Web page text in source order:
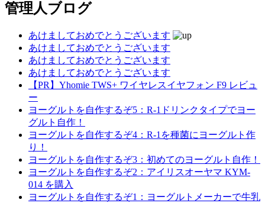
管理人ブログ
あけましておめでとうございます
あけましておめでとうございます
あけましておめでとうございます
あけましておめでとうございます
【PR】Yhomie TWS+ ワイヤレスイヤフォン F9 レビュ
ー
ヨーグルトを自作するぞ5：R-1ドリンクタイプでヨー
グルト自作！
ヨーグルトを自作するぞ4：R-1を種菌にヨーグルト作
り！
ヨーグルトを自作するぞ3：初めてのヨーグルト自作！
ヨーグルトを自作するぞ2：アイリスオーヤマ KYM-
014 を購入
ヨーグルトを自作するぞ1：ヨーグルトメーカーで牛乳